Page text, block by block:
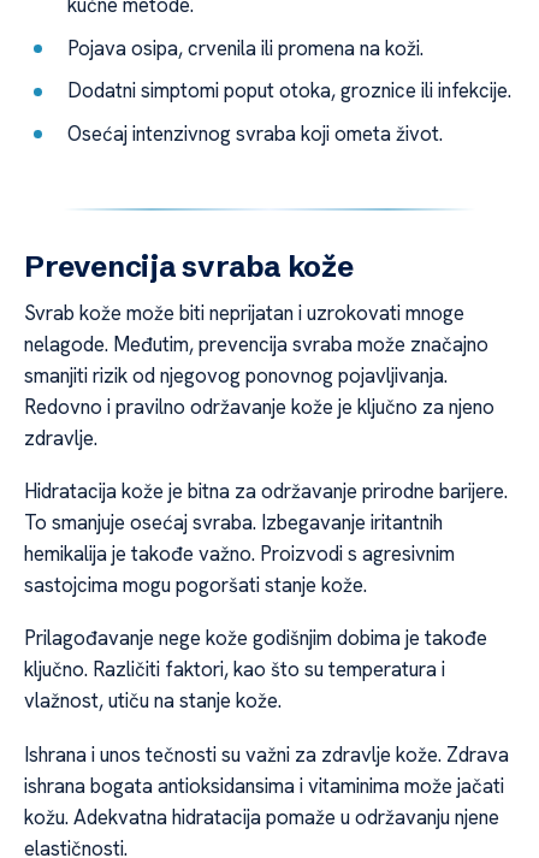
Pojava osipa, crvenila ili promena na koži.
Dodatni simptomi poput otoka, groznice ili infekcije.
Osećaj intenzivnog svraba koji ometa život.
Prevencija svraba kože
Svrab kože može biti neprijatan i uzrokovati mnoge
nelagode. Međutim, prevencija svraba može značajno
smanjiti rizik od njegovog ponovnog pojavljivanja.
Redovno i pravilno održavanje kože je ključno za njeno
zdravlje.
Hidratacija kože je bitna za održavanje prirodne barijere.
To smanjuje osećaj svraba. Izbegavanje iritantnih
hemikalija je takođe važno. Proizvodi s agresivnim
sastojcima mogu pogoršati stanje kože.
Prilagođavanje nege kože godišnjim dobima je takođe
ključno. Različiti faktori, kao što su temperatura i
vlažnost, utiču na stanje kože.
Ishrana i unos tečnosti su važni za zdravlje kože. Zdrava
ishrana bogata antioksidansima i vitaminima može jačati
kožu. Adekvatna hidratacija pomaže u održavanju njene
elastičnosti.